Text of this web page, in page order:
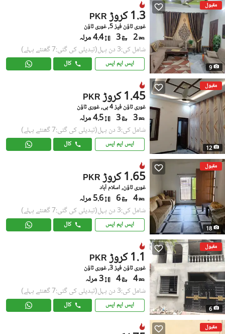
مقبول
9
PKR 1.3 کروڑ
غوری ٹاؤن فیز 5, غوری ٹاؤن
2
3 4.4 مرلہ
شامل کی:3 دن پہل (تبدیلی کی گئی:7 گھنٹے پہلے)
ایس ایم ایس کال
مقبول
12
PKR 1.45 کروڑ
غوری ٹاؤن فیز 4 بی, غوری ٹاؤن
3
3 4.5 مرلہ
شامل کی:3 دن پہل (تبدیلی کی گئی:7 گھنٹے پہلے)
ایس ایم ایس کال
مقبول
18
PKR 1.65 کروڑ
غوری ٹاؤن, اسلام آباد
4
6 5.6 مرلہ
شامل کی:3 دن پہل (تبدیلی کی گئی:7 گھنٹے پہلے)
ایس ایم ایس کال
مقبول
6
PKR 1.1 کروڑ
غوری ٹاؤن فیز 3, غوری ٹاؤن
4
4 3 مرلہ
شامل کی:3 دن پہل (تبدیلی کی گئی:7 گھنٹے پہلے)
ایس ایم ایس کال
مقبول